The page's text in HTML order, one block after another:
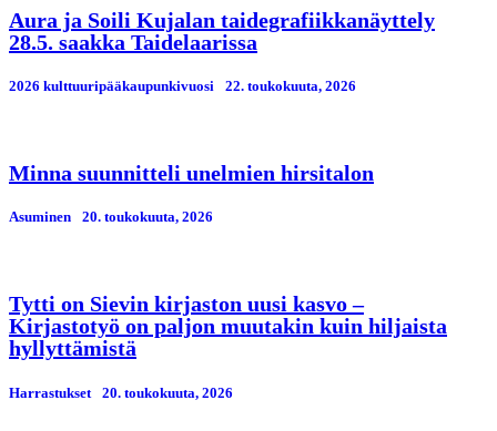
Aura ja Soili Kujalan taidegrafiikkanäyttely
28.5. saakka Taidelaarissa
2026 kulttuuripääkaupunkivuosi 22. toukokuuta, 2026
Minna suunnitteli unelmien hirsitalon
Asuminen 20. toukokuuta, 2026
Tytti on Sievin kirjaston uusi kasvo –
Kirjastotyö on paljon muutakin kuin hiljaista
hyllyttämistä
Harrastukset 20. toukokuuta, 2026